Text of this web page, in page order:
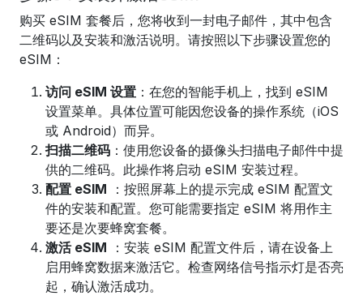
购买 eSIM 套餐后，您将收到一封电子邮件，其中包含
二维码以及安装和激活说明。请按照以下步骤设置您的
eSIM：
访问 eSIM 设置 ：在您的智能手机上，找到 eSIM
设置菜单。具体位置可能因您设备的操作系统（iOS
或 Android）而异。
扫描二维码 ：使用您设备的摄像头扫描电子邮件中提
供的二维码。此操作将启动 eSIM 安装过程。
配置 eSIM ：按照屏幕上的提示完成 eSIM 配置文
件的安装和配置。您可能需要指定 eSIM 将用作主
要还是次要蜂窝套餐。
激活 eSIM ：安装 eSIM 配置文件后，请在设备上
启用蜂窝数据来激活它。检查网络信号指示灯是否亮
起，确认激活成功。